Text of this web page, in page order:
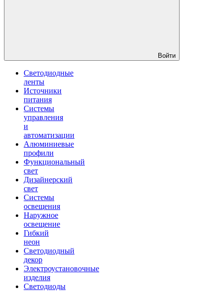
Войти
Светодиодные
ленты
Источники
питания
Системы
управления
и
автоматизации
Алюминиевые
профили
Функциональный
свет
Дизайнерский
свет
Системы
освещения
Наружное
освещение
Гибкий
неон
Светодиодный
декор
Электроустановочные
изделия
Светодиоды